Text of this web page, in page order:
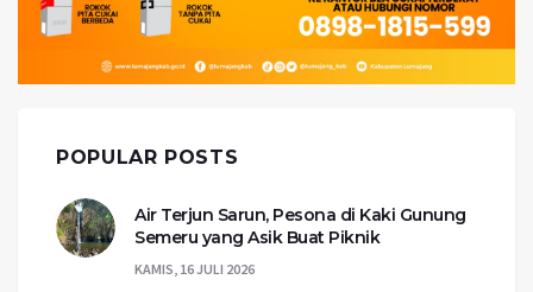
POPULAR POSTS
Air Terjun Sarun, Pesona di Kaki Gunung
Semeru yang Asik Buat Piknik
KAMIS, 16 JULI 2026